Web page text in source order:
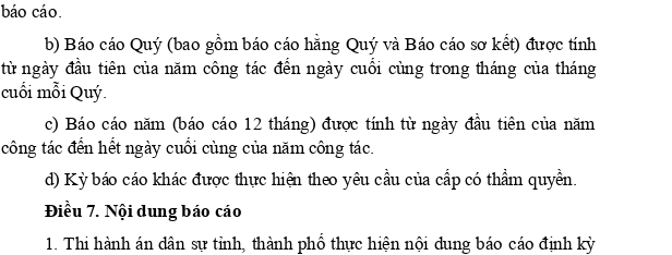
báo cáo.
b) Báo cáo Quý (bao gồm báo cáo hằng Quý và Báo cáo sơ kết) được tính
từ ngày đầu tiên của năm công tác đến ngày cuối cùng trong tháng của tháng
cuối mỗi Quý.
c) Báo cáo năm (báo cáo 12 tháng) được tính từ ngày đầu tiên của năm
công tác đến hết ngày cuối cùng của năm công tác.
d) Kỳ báo cáo khác được thực hiện theo yêu cầu của cấp có thẩm quyền.
Điều 7. Nội dung báo cáo
1. Thi hành án dân sự tỉnh, thành phố thực hiện nội dung báo cáo định kỳ